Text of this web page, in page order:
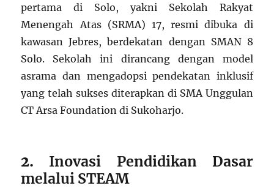
pertama di Solo, yakni Sekolah Rakyat
Menengah Atas (SRMA) 17, resmi dibuka di
kawasan Jebres, berdekatan dengan SMAN 8
Solo. Sekolah ini dirancang dengan model
asrama dan mengadopsi pendekatan inklusif
yang telah sukses diterapkan di SMA Unggulan
CT Arsa Foundation di Sukoharjo.
2. Inovasi Pendidikan Dasar
melalui STEAM